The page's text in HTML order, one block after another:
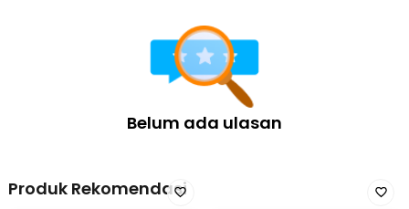
Belum ada ulasan
Produk Rekomendasi